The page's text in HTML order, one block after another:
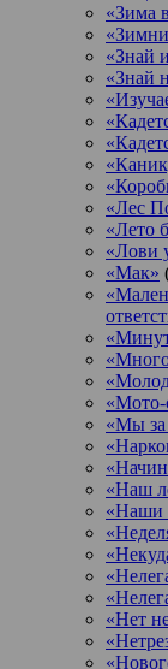
«Зима
«Знай
«Знай
«Лес
«Лето
«Лови
«Мак»
«Мото-
«Мы за
«Наш
«Наши
«Нет